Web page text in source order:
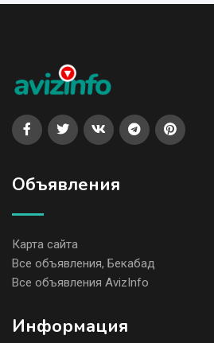
Объявления
Карта сайта
Все объявления, Бекабад
Все объявления AvizInfo
Информация